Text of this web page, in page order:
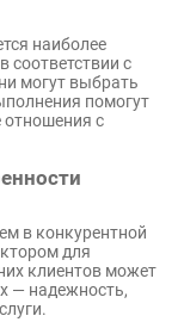
наиболее
соответствии с
могут выбрать
помогут
отношения с
в конкурентной
для
клиентов может
— надежность,